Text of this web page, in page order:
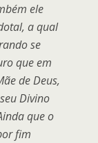
ele
a qual
se
que em
de Deus,
Divino
que o
fim